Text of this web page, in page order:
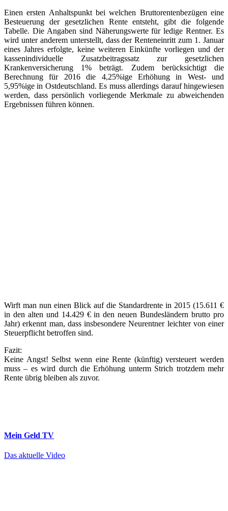
Einen ersten Anhaltspunkt bei welchen Bruttorentenbezügen eine
Besteuerung der gesetzlichen Rente entsteht, gibt die folgende
Tabelle. Die Angaben sind Näherungswerte für ledige Rentner. Es
wird unter anderem unterstellt, dass der Renteneinritt zum 1. Januar
eines Jahres erfolgte, keine weiteren Einkünfte vorliegen und der
kassenindividuelle Zusatzbeitragssatz zur gesetzlichen
Krankenversicherung 1% beträgt. Zudem berücksichtigt die
Berechnung für 2016 die 4,25%ige Erhöhung in West- und
5,95%ige in Ostdeutschland. Es muss allerdings darauf hingewiesen
werden, dass persönlich vorliegende Merkmale zu abweichenden
Ergebnissen führen können.
Wirft man nun einen Blick auf die Standardrente in 2015 (15.611 €
in den alten und 14.429 € in den neuen Bundesländern brutto pro
Jahr) erkennt man, dass insbesondere Neurentner leichter von einer
Steuerpflicht betroffen sind.
Fazit:
Keine Angst! Selbst wenn eine Rente (künftig) versteuert werden
muss – es wird durch die Erhöhung unterm Strich trotzdem mehr
Rente übrig bleiben als zuvor.
Mein Geld TV
Das aktuelle Video